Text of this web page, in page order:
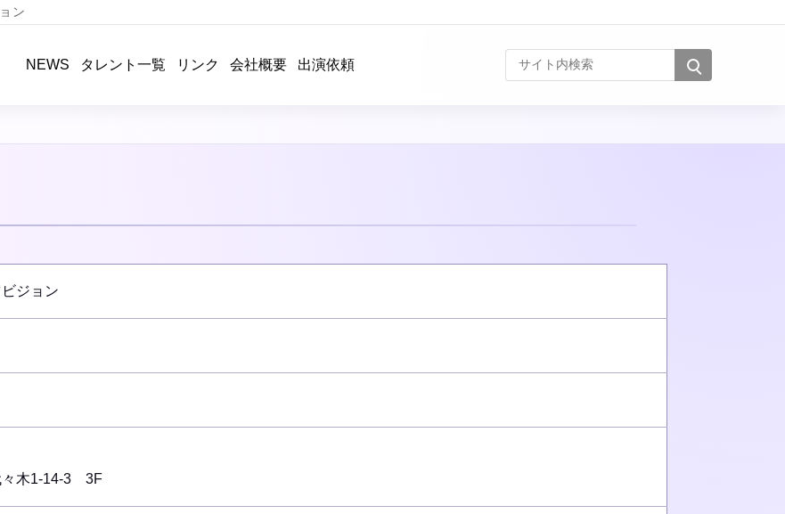
ン
NEWS タレント一覧 リンク 会社概要 出演依頼 サイト内検索
ジョン
々木1-14-3 3F